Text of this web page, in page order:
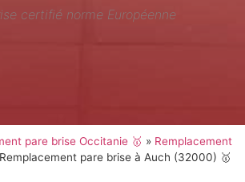
certifié norme Européenne
pare brise Occitanie 🥇 » Remplacement
Remplacement pare brise à Auch (32000) 🥇